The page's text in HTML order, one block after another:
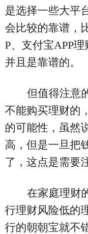
是选择一些大平
会比较的靠谱，
P、支付宝APP
并且是靠谱的。
但值得注意
不能购买理财的
的可能性，虽然
高，但是一旦把
了，这点是需要
在家庭理财
行理财风险低的
行的朝朝宝就不